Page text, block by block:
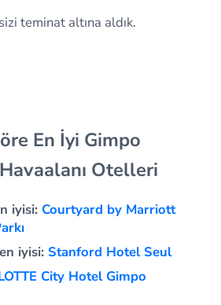
teminat altına aldık.
En İyi Gimpo
Otelleri
iyisi: Courtyard by Marriott
iyisi: Stanford Hotel Seul
City Hotel Gimpo